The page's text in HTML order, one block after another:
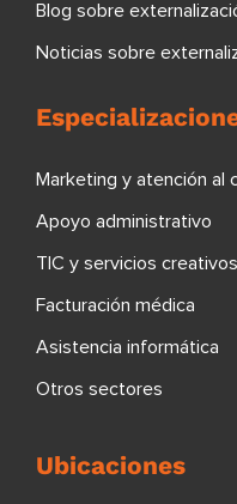
Blog sobre
Noticias sobre
Marketing y atención al
Apoyo administrativo
TIC y servicios creativos
Facturación médica
Asistencia informática
Otros sectores
Ubicaciones